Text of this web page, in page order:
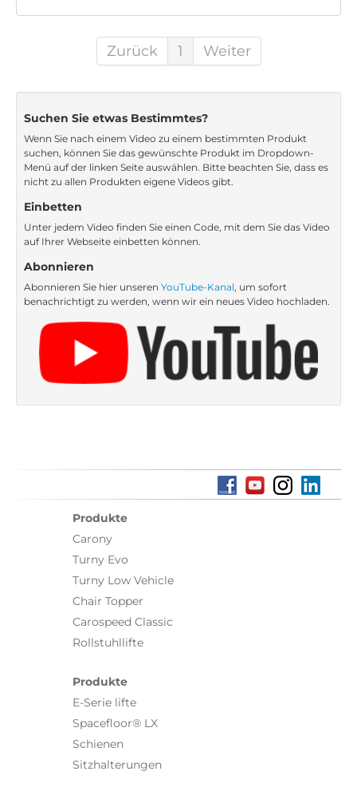
Zurück 1 Weiter
Suchen Sie etwas Bestimmtes?
Wenn Sie nach einem Video zu einem bestimmten Produkt
suchen, können Sie das gewünschte Produkt im Dropdown-
Menü auf der linken Seite auswählen. Bitte beachten Sie, dass es
nicht zu allen Produkten eigene Videos gibt.
Einbetten
Unter jedem Video finden Sie einen Code, mit dem Sie das Video
auf Ihrer Webseite einbetten können.
Abonnieren
Abonnieren Sie hier unseren YouTube-Kanal, um sofort
benachrichtigt zu werden, wenn wir ein neues Video hochladen.
Produkte
Carony
Turny Evo
Turny Low Vehicle
Chair Topper
Carospeed Classic
Rollstuhllifte
Produkte
E-Serie lifte
Spacefloor® LX
Schienen
Sitzhalterungen